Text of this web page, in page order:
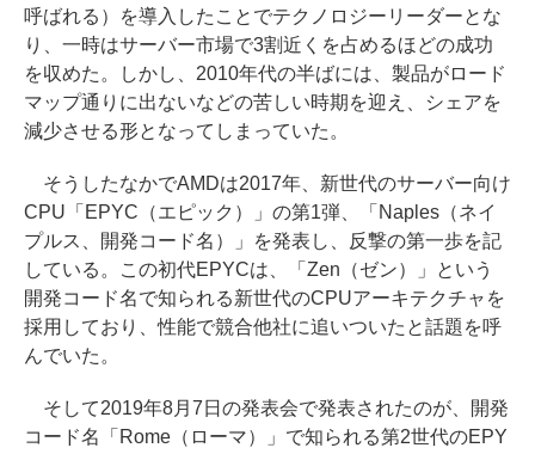
呼ばれる）を導入したことでテクノロジーリーダーとな
り、一時はサーバー市場で3割近くを占めるほどの成功
を収めた。しかし、2010年代の半ばには、製品がロード
マップ通りに出ないなどの苦しい時期を迎え、シェアを
減少させる形となってしまっていた。
そうしたなかでAMDは2017年、新世代のサーバー向け
CPU「EPYC（エピック）」の第1弾、「Naples（ネイ
プルス、開発コード名）」を発表し、反撃の第一歩を記
している。この初代EPYCは、「Zen（ゼン）」という
開発コード名で知られる新世代のCPUアーキテクチャを
採用しており、性能で競合他社に追いついたと話題を呼
んでいた。
そして2019年8月7日の発表会で発表されたのが、開発
コード名「Rome（ローマ）」で知られる第2世代のEPY